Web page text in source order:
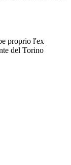
proprio l'ex
del Torino